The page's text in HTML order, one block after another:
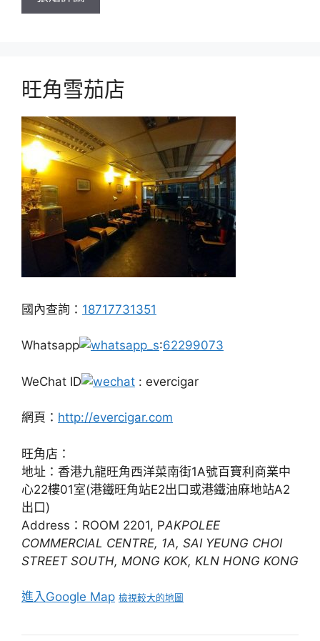
旺角雪茄店
國內查詢： 18717731351
Whatsapp :62299073
WeChat ID : evercigar
網頁： http://evercigar.com
旺角店：
地址：香港九龍旺角西洋菜南街1A號百寶利商業中
心22樓01室(港鐵旺角站E2出口或港鐵油麻地站A2
出口)
Address：ROOM 2201, PAKPOLEE
COMMERCIAL CENTRE, 1A, SAI YEUNG CHOI
STREET SOUTH, MONG KOK, KLN HONG KONG
進入Google Map 檢視較大的地圖